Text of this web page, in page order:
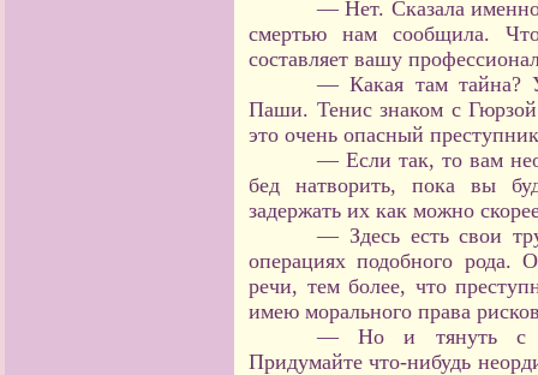
— Нет. Сказала
смертью нам сообщила.
составляет вашу
— Какая там тайна?
Паши. Тенис знаком с
это очень опасный
— Если так, то вам
бед натворить, пока вы
задержать их как можно
— Здесь есть свои
операциях подобного
речи, тем более, что
имею морального права
— Но и тянуть с
Придумайте что-нибудь